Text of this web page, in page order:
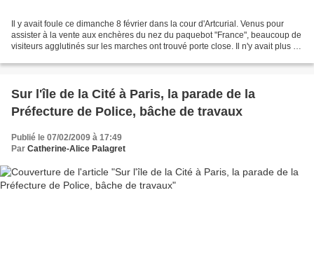
Il y avait foule ce dimanche 8 février dans la cour d'Artcurial. Venus pour
assister à la vente aux enchères du nez du paquebot "France", beaucoup de
visiteurs agglutinés sur les marches ont trouvé porte close. Il n'y avait plus de
Sur l'île de la Cité à Paris, la parade de la
Préfecture de Police, bâche de travaux
Publié le 07/02/2009 à 17:49
Par Catherine-Alice Palagret